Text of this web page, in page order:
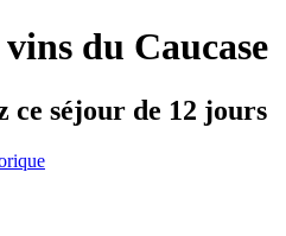
vins du Caucase
ce séjour de 12 jours